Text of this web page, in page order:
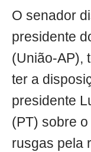
O senador
presidente
(União-AP),
ter a
presidente
(PT) sobre
rusgas pela